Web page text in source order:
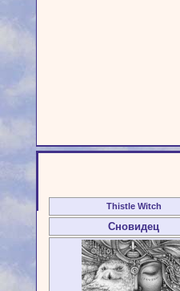
Thistle Witch
Сновидец